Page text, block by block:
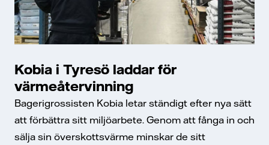
Kobia i Tyresö laddar för
värmeåtervinning
Bagerigrossisten Kobia letar ständigt efter nya sätt
att förbättra sitt miljöarbete. Genom att fånga in och
sälja sin överskottsvärme minskar de sitt